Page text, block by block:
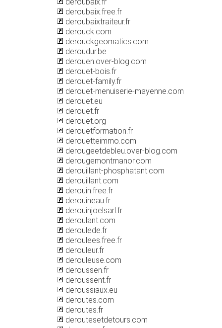
deroubaix.free.fr
deroubaixtraiteur.fr
derouck.com
derouckgeomatics.com
deroudur.be
derouen.over-blog.com
derouet-bois.fr
derouet-family.fr
derouet-menuiserie-mayenne.com
derouet.eu
derouet.fr
derouet.org
derouetformation.fr
derouetteimmo.com
derougeetdebleu.over-blog.com
derougemontmanor.com
derouillant-phosphatant.com
derouillant.com
derouin.free.fr
derouineau.fr
derouinjoelsarl.fr
deroulant.com
deroulede.fr
deroulees.free.fr
derouleur.fr
derouleuse.com
deroussen.fr
deroussent.fr
deroussiaux.eu
deroutes.com
deroutes.fr
deroutesetdetours.com